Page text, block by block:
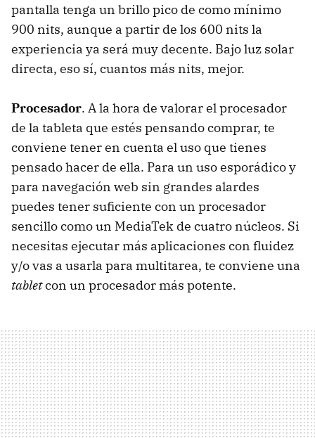
pantalla tenga un brillo pico de como mínimo
900 nits, aunque a partir de los 600 nits la
experiencia ya será muy decente. Bajo luz solar
directa, eso sí, cuantos más nits, mejor.
Procesador. A la hora de valorar el procesador
de la tableta que estés pensando comprar, te
conviene tener en cuenta el uso que tienes
pensado hacer de ella. Para un uso esporádico y
para navegación web sin grandes alardes
puedes tener suficiente con un procesador
sencillo como un MediaTek de cuatro núcleos. Si
necesitas ejecutar más aplicaciones con fluidez
y/o vas a usarla para multitarea, te conviene una
tabletcon un procesador más potente.